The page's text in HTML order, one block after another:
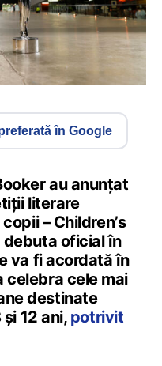
în Google
au anunțat
literare
– Children’s
debuta oficial în
va fi acordată în
celebra cele mai
destinate
12 ani, potrivit